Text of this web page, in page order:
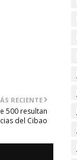
RECIENTE
500 resultan
del Cibao